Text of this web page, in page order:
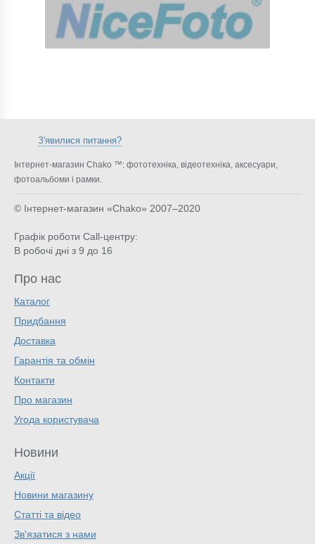
З'явилися питання?
Інтернет-магазин Chako ™: фототехніка, відеотехніка, аксесуари,
фотоальбоми і рамки.
© Інтернет-магазин «Chako» 2007–2020
Графік роботи Call-центру:
В робочі дні з 9 до 16
Про нас
Каталог
Придбання
Доставка
Гарантія та обмін
Контакти
Про магазин
Угода користувача
Новини
Акції
Новини магазину
Статті та відео
Зв'язатися з нами